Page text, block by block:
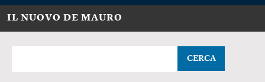
IL NUOVO DE MAURO
CERCA